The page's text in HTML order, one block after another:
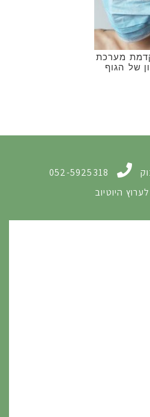
מערכת
של הגוף
052-5925318
לערוץ היוטיוב